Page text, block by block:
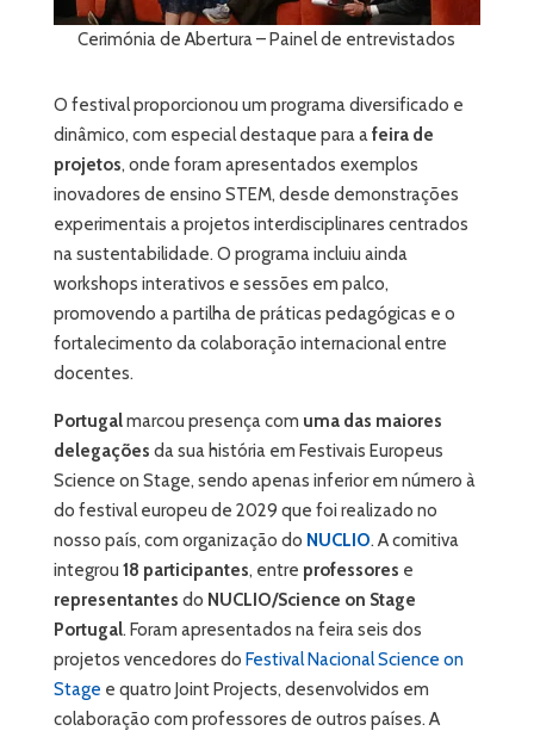
Cerimónia de Abertura – Painel de entrevistados
O festival proporcionou um programa diversificado e
dinâmico, com especial destaque para afeira de
projetos, onde foram apresentados exemplos
inovadores de ensino STEM, desde demonstrações
experimentais a projetos interdisciplinares centrados
na sustentabilidade. O programa incluiu ainda
workshops interativos e sessões em palco,
promovendo a partilha de práticas pedagógicas e o
fortalecimento da colaboração internacional entre
docentes.
Portugalmarcou presença com uma das maiores
delegações da sua história em Festivais Europeus
Science on Stage, sendo apenas inferior em número à
do festival europeu de 2029 que foi realizado no
nosso país, com organização do NUCLIO. A comitiva
integrou 18 participantes, entre professores e
representantes do NUCLIO/Science on Stage
Portugal. Foram apresentados na feira seis dos
projetos vencedores do Festival Nacional Science on
Stage e quatro Joint Projects, desenvolvidos em
colaboração com professores de outros países. A